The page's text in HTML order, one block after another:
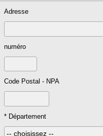
Adresse
numéro
Code Postal - NPA
* Département